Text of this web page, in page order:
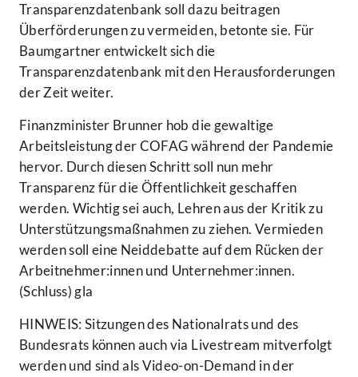
Transparenzdatenbank soll dazu beitragen
Überförderungen zu vermeiden, betonte sie. Für
Baumgartner entwickelt sich die
Transparenzdatenbank mit den Herausforderungen
der Zeit weiter.
Finanzminister Brunner hob die gewaltige
Arbeitsleistung der COFAG während der Pandemie
hervor. Durch diesen Schritt soll nun mehr
Transparenz für die Öffentlichkeit geschaffen
werden. Wichtig sei auch, Lehren aus der Kritik zu
Unterstützungsmaßnahmen zu ziehen. Vermieden
werden soll eine Neiddebatte auf dem Rücken der
Arbeitnehmer:innen und Unternehmer:innen.
(Schluss) gla
HINWEIS: Sitzungen des Nationalrats und des
Bundesrats können auch via Livestream mitverfolgt
werden und sind als Video-on-Demand in der